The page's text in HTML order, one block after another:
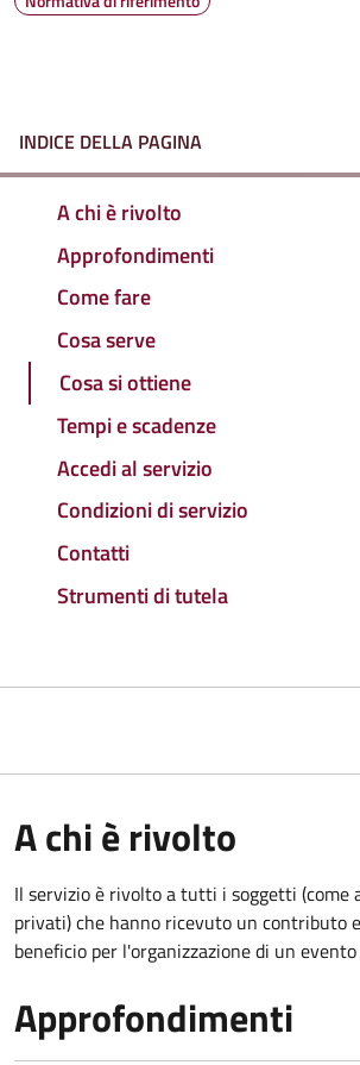
INDICE DELLA PAGINA
A chi è rivolto
Approfondimenti
Come fare
Cosa serve
Cosa si ottiene
Tempi e scadenze
Accedi al servizio
Condizioni di servizio
Contatti
Strumenti di tutela
A chi è rivolto
Il servizio è rivolto a tutti i soggetti (come
privati) che hanno ricevuto un contributo
beneficio per l'organizzazione di un
Approfondimenti